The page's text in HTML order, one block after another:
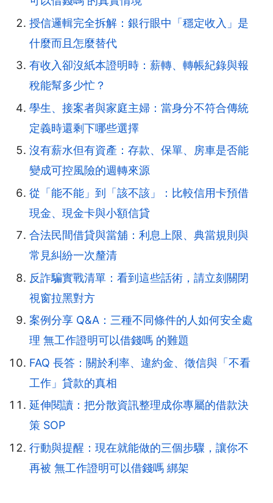
授信邏輯完全拆解：銀行眼中「穩定收入」是
什麼而且怎麼替代
有收入卻沒紙本證明時：薪轉、轉帳紀錄與報
稅能幫多少忙？
學生、接案者與家庭主婦：當身分不符合傳統
定義時還剩下哪些選擇
沒有薪水但有資產：存款、保單、房車是否能
變成可控風險的週轉來源
從「能不能」到「該不該」：比較信用卡預借
現金、現金卡與小額信貸
合法民間借貸與當舖：利息上限、典當規則與
常見糾紛一次釐清
反詐騙實戰清單：看到這些話術，請立刻關閉
視窗拉黑對方
案例分享 Q&A：三種不同條件的人如何安全處
理 無工作證明可以借錢嗎 的難題
FAQ 長答：關於利率、違約金、徵信與「不看
工作」貸款的真相
延伸閱讀：把分散資訊整理成你專屬的借款決
策 SOP
行動與提醒：現在就能做的三個步驟，讓你不
再被 無工作證明可以借錢嗎 綁架